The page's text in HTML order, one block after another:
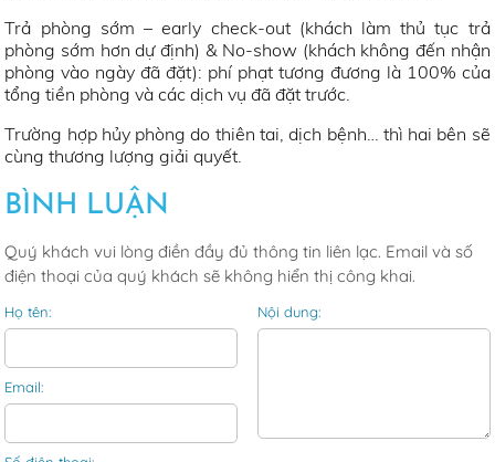
Trả phòng sớm – early check-out (khách làm thủ tục trả
phòng sớm hơn dự định) & No-show (khách không đến nhận
phòng vào ngày đã đặt): phí phạt tương đương là 100% của
tổng tiền phòng và các dịch vụ đã đặt trước.
Trường hợp hủy phòng do thiên tai, dịch bệnh… thì hai bên sẽ
cùng thương lượng giải quyết.
BÌNH LUẬN
Quý khách vui lòng điền đầy đủ thông tin liên lạc. Email và số
điện thoại của quý khách sẽ không hiển thị công khai.
Họ tên:
Email:
Nội dung: